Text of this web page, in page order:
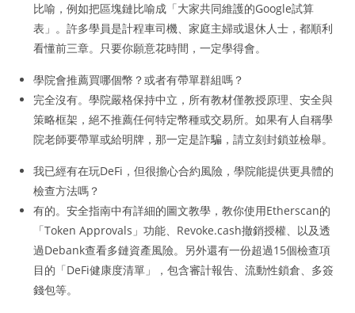
比喻，例如把區塊鏈比喻成「大家共同維護的Google試算
表」。許多學員是計程車司機、家庭主婦或退休人士，都順利
看懂前三章。只要你願意花時間，一定學得會。
學院會推薦買哪個幣？或者有帶單群組嗎？
完全沒有。學院嚴格保持中立，所有教材僅教授原理、安全與
策略框架，絕不推薦任何特定幣種或交易所。如果有人自稱學
院老師要帶單或給明牌，那一定是詐騙，請立刻封鎖並檢舉。
我已經有在玩DeFi，但很擔心合約風險，學院能提供更具體的
檢查方法嗎？
有的。安全指南中有詳細的圖文教學，教你使用Etherscan的
「Token Approvals」功能、Revoke.cash撤銷授權、以及透
過Debank查看多鏈資產風險。另外還有一份超過15個檢查項
目的「DeFi健康度清單」，包含審計報告、流動性鎖倉、多簽
錢包等。